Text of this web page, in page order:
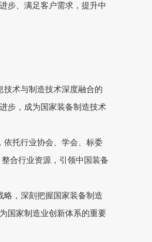
步、满足客户需求，提升中
术与制造技术深度融合的
步，成为国家装备制造技术
依托行业协会、学会、标委
合行业资源，引领中国装备
，深刻把握国家装备制造
国家制造业创新体系的重要